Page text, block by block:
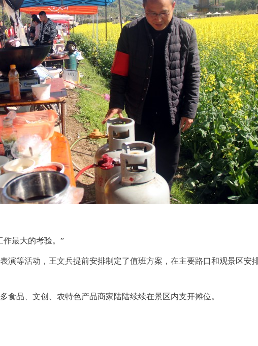
作最大的考验。”
演等活动，王文兵提前安排制定了值班方案，在主要路口和观景区安
食品、文创、农特色产品商家陆陆续续在景区内支开摊位。